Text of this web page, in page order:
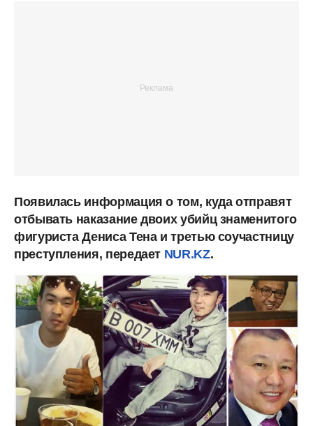
Появилась информация о том, куда отправят
отбывать наказание двоих убийц знаменитого
фигуриста Дениса Тена и третью соучастницу
преступления, передает NUR.KZ.